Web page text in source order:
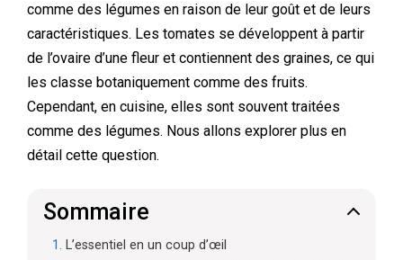
comme des légumes en raison de leur goût et de leurs
caractéristiques. Les tomates se développent à partir
de l’ovaire d’une fleur et contiennent des graines, ce qui
les classe botaniquement comme des fruits.
Cependant, en cuisine, elles sont souvent traitées
comme des légumes. Nous allons explorer plus en
détail cette question.
Sommaire
L’essentiel en un coup d’œil